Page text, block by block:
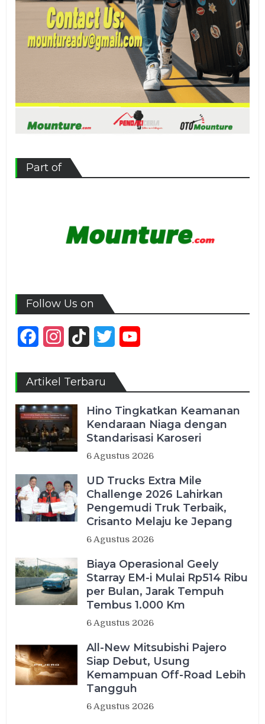
Part of
Follow Us on
FacebookInstagram
TikTok Twitter
Artikel Terbaru
Hino Tingkatkan Keamanan
Kendaraan Niaga dengan
Standarisasi Karoseri
6 Agustus 2026
UD Trucks Extra Mile
Challenge 2026 Lahirkan
Pengemudi Truk Terbaik,
Crisanto Melaju ke Jepang
6 Agustus 2026
Biaya Operasional Geely
Starray EM-i Mulai Rp514 Ribu
per Bulan, Jarak Tempuh
Tembus 1.000 Km
6 Agustus 2026
All-New Mitsubishi Pajero
Siap Debut, Usung
Kemampuan Off-Road Lebih
Tangguh
6 Agustus 2026